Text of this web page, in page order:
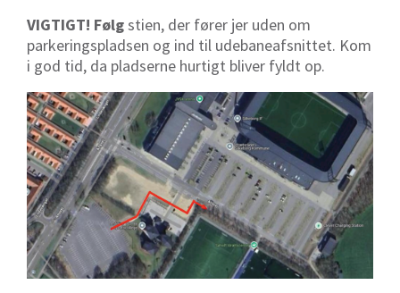
VIGTIGT! Følgstien, der fører jer uden om
parkeringspladsen og ind til udebaneafsnittet. Kom
i god tid, da pladserne hurtigt bliver fyldt op.